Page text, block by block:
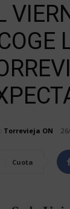
Torrevieja ON
Cuota